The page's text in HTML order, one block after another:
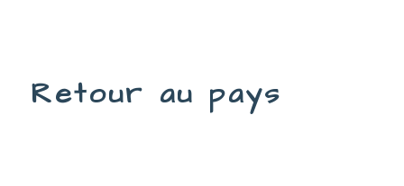
Retour au pays